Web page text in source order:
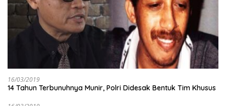
16/03/2019
14 Tahun Terbunuhnya Munir, Polri Didesak Bentuk Tim Khusus